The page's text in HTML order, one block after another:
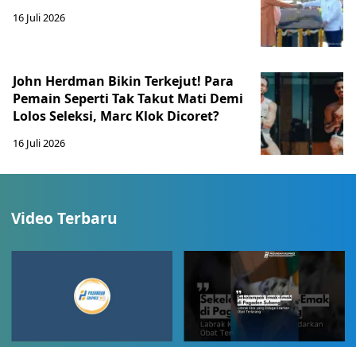
16 Juli 2026
John Herdman Bikin Terkejut! Para
Pemain Seperti Tak Takut Mati Demi
Lolos Seleksi, Marc Klok Dicoret?
16 Juli 2026
Video Terbaru